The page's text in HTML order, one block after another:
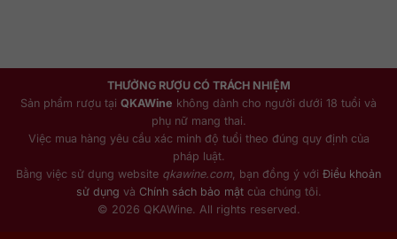
THƯỞNG RƯỢU CÓ TRÁCH NHIỆM
Sản phẩm rượu tại QKAWine không dành cho người dưới 18 tuổi và
phụ nữ mang thai.
Việc mua hàng yêu cầu xác minh độ tuổi theo đúng quy định của
pháp luật.
Bằng việc sử dụng website qkawine.com , bạn đồng ý với Điều khoản
sử dụng và Chính sách bảo mậtcủa chúng tôi.
© 2026 QKAWine. All rights reserved.